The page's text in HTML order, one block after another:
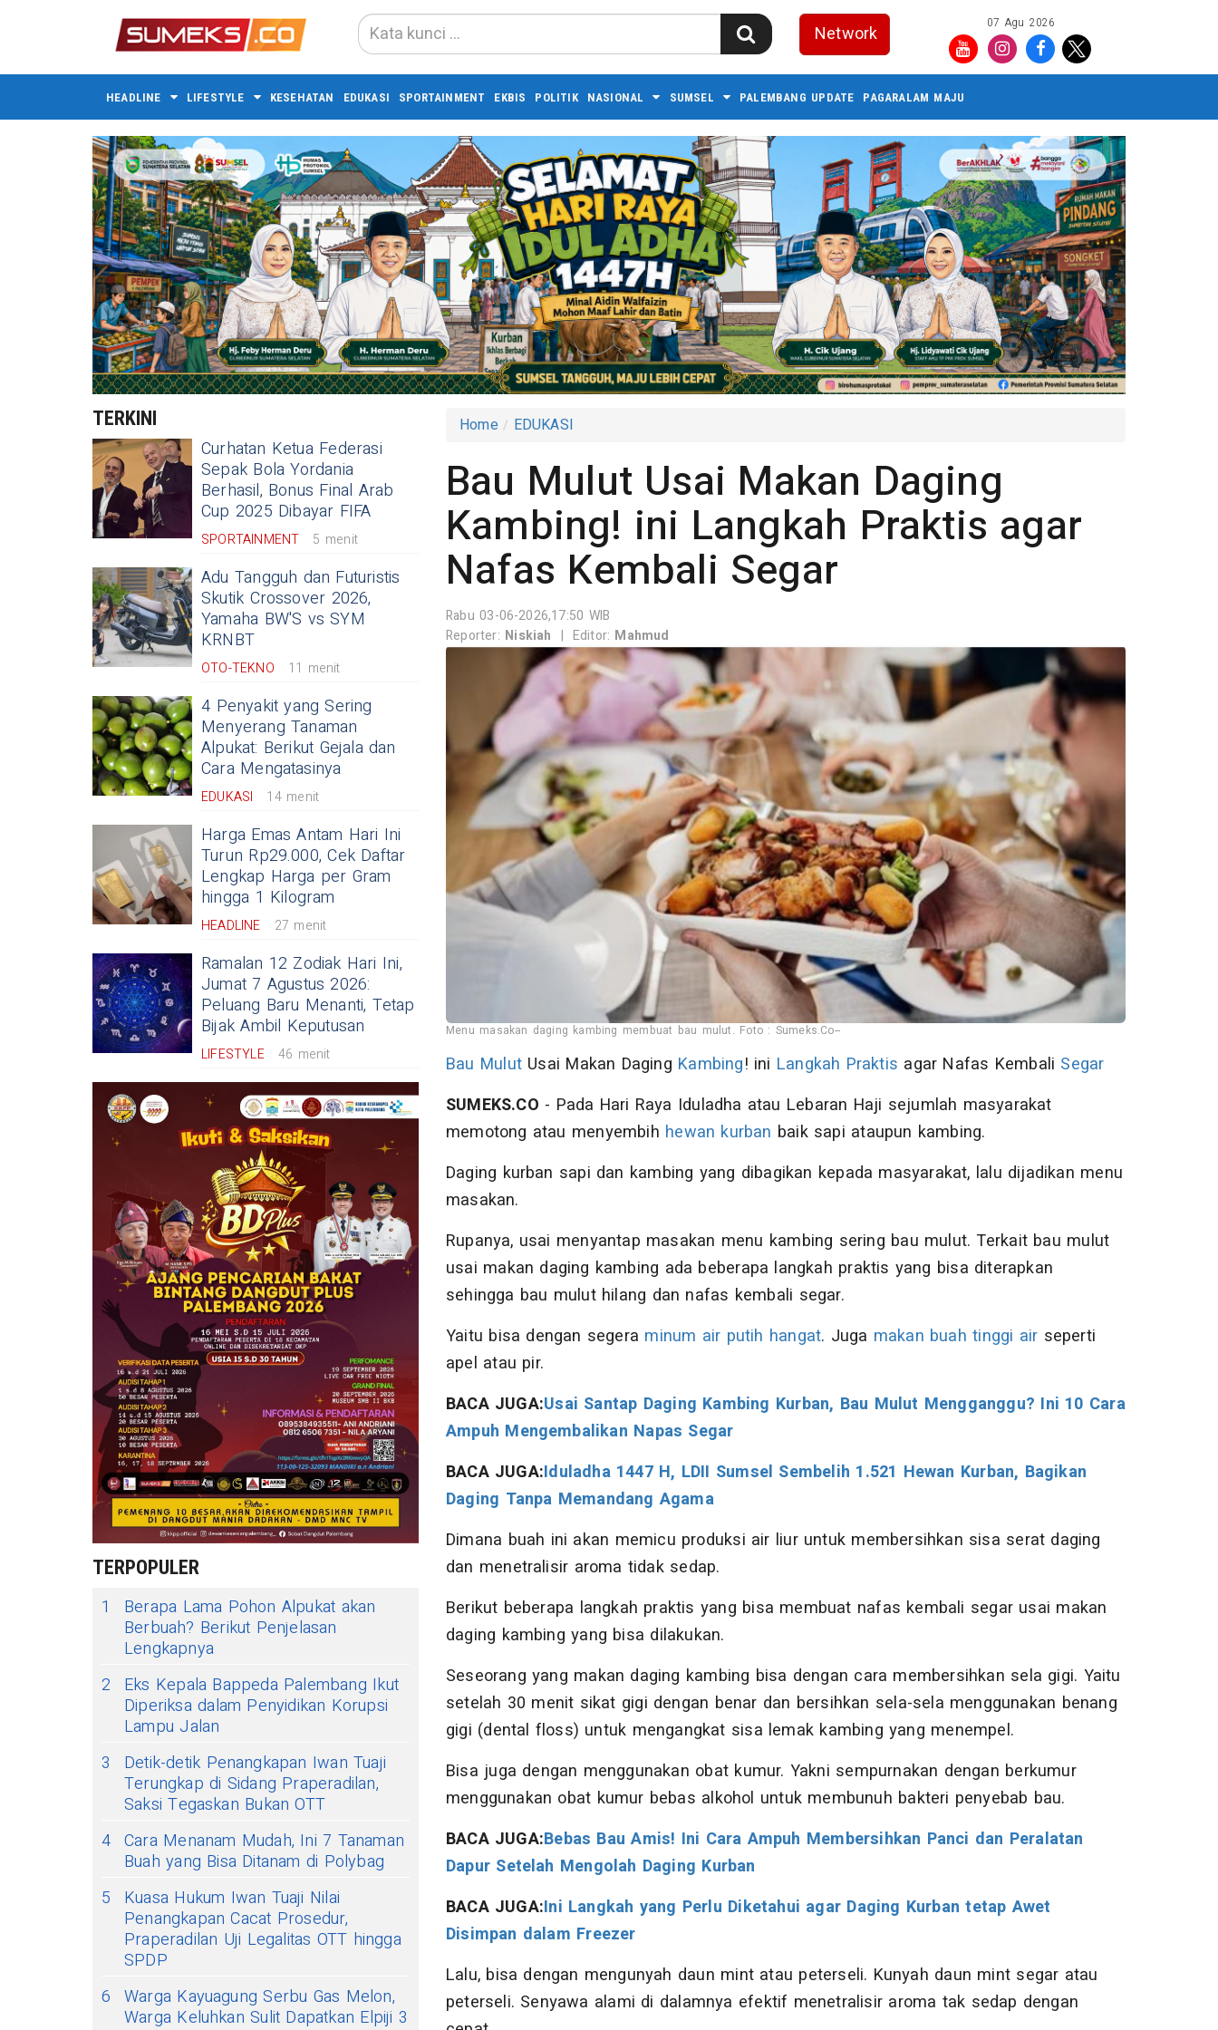
Network 07 Agu 2026
HEADLINE LIFESTYLE KESEHATAN EDUKASI SPORTAINMENT EKBIS POLITIK NASIONAL SUMSEL PALEMBANG UPDATE PAGARALAM MAJU
TERKINI
Curhatan Ketua Federasi
Sepak Bola Yordania
Berhasil, Bonus Final Arab
Cup 2025 Dibayar FIFA
SPORTAINMENT 5 menit
Adu Tangguh dan Futuristis
Skutik Crossover 2026,
Yamaha BW'S vs SYM
KRNBT
OTO-TEKNO 11 menit
4 Penyakit yang Sering
Menyerang Tanaman
Alpukat: Berikut Gejala dan
Cara Mengatasinya
EDUKASI 14 menit
Harga Emas Antam Hari Ini
Turun Rp29.000, Cek Daftar
Lengkap Harga per Gram
hingga 1 Kilogram
HEADLINE 27 menit
Ramalan 12 Zodiak Hari Ini,
Jumat 7 Agustus 2026:
Peluang Baru Menanti, Tetap
Bijak Ambil Keputusan
LIFESTYLE 46 menit
TERPOPULER
1
Berapa Lama Pohon Alpukat akan
Berbuah? Berikut Penjelasan
Lengkapnya
2
Eks Kepala Bappeda Palembang Ikut
Diperiksa dalam Penyidikan Korupsi
Lampu Jalan
3
Detik-detik Penangkapan Iwan Tuaji
Terungkap di Sidang Praperadilan,
Saksi Tegaskan Bukan OTT
4 Cara Menanam Mudah, Ini 7 Tanaman
Buah yang Bisa Ditanam di Polybag
5
Kuasa Hukum Iwan Tuaji Nilai
Penangkapan Cacat Prosedur,
Praperadilan Uji Legalitas OTT hingga
SPDP
6 Warga Kayuagung Serbu Gas Melon,
Warga Keluhkan Sulit Dapatkan Elpiji 3
Home EDUKASI
Bau Mulut Usai Makan Daging
Kambing! ini Langkah Praktis agar
Nafas Kembali Segar
Rabu 03-06-2026,17:50 WIB
Reporter: Niskiah | Editor: Mahmud
Menu masakan daging kambing membuat bau mulut. Foto : Sumeks.Co--
Bau MulutUsai Makan Daging Kambing! ini Langkah Praktis agar Nafas Kembali Segar
SUMEKS.CO - Pada Hari Raya Iduladha atau Lebaran Haji sejumlah masyarakat
memotong atau menyembih hewan kurban baik sapi ataupun kambing.
Daging kurban sapi dan kambing yang dibagikan kepada masyarakat, lalu dijadikan menu
masakan.
Rupanya, usai menyantap masakan menu kambing sering bau mulut. Terkait bau mulut
usai makan daging kambing ada beberapa langkah praktis yang bisa diterapkan
sehingga bau mulut hilang dan nafas kembali segar.
Yaitu bisa dengan segera minum air putih hangat. Juga makan buah tinggi air seperti
apel atau pir.
BACA JUGA:Usai Santap Daging Kambing Kurban, Bau Mulut Mengganggu? Ini 10 Cara
Ampuh Mengembalikan Napas Segar
BACA JUGA:Iduladha 1447 H, LDII Sumsel Sembelih 1.521 Hewan Kurban, Bagikan
Daging Tanpa Memandang Agama
Dimana buah ini akan memicu produksi air liur untuk membersihkan sisa serat daging
dan menetralisir aroma tidak sedap.
Berikut beberapa langkah praktis yang bisa membuat nafas kembali segar usai makan
daging kambing yang bisa dilakukan.
Seseorang yang makan daging kambing bisa dengan cara membersihkan sela gigi. Yaitu
setelah 30 menit sikat gigi dengan benar dan bersihkan sela-sela menggunakan benang
gigi (dental floss) untuk mengangkat sisa lemak kambing yang menempel.
Bisa juga dengan menggunakan obat kumur. Yakni sempurnakan dengan berkumur
menggunakan obat kumur bebas alkohol untuk membunuh bakteri penyebab bau.
BACA JUGA:Bebas Bau Amis! Ini Cara Ampuh Membersihkan Panci dan Peralatan
Dapur Setelah Mengolah Daging Kurban
BACA JUGA:Ini Langkah yang Perlu Diketahui agar Daging Kurban tetap Awet
Disimpan dalam Freezer
Lalu, bisa dengan mengunyah daun mint atau peterseli. Kunyah daun mint segar atau
peterseli. Senyawa alami di dalamnya efektif menetralisir aroma tak sedap dengan